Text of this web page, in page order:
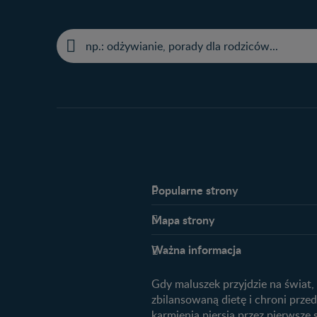
Popularne strony​
Kontakt
FAQ
Mapa strony​
Plamienie implantacyjne – objawy i
Jak zaplanować płeć dziecka?
Ważna informacja
Gdy maluszek przyjdzie na
zbilansowaną dietę i chroni